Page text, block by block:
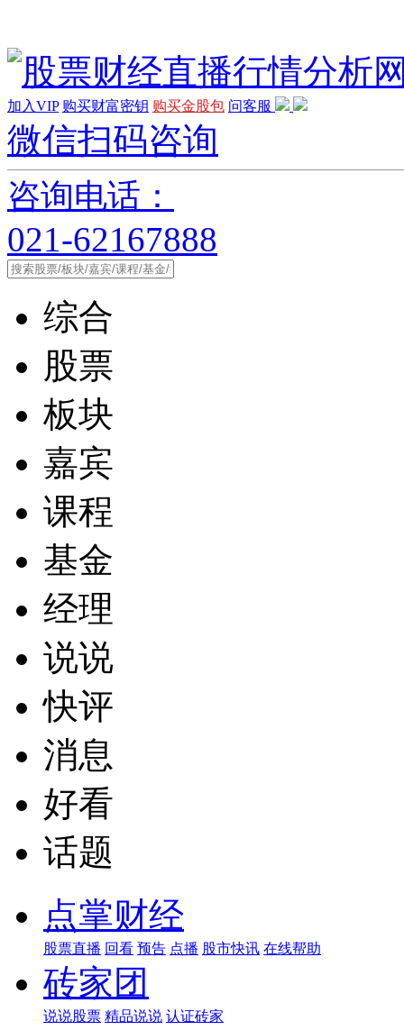
加入VIP 购买财富密钥 购买金股包 问客服
微信扫码咨询
咨询电话：
021-62167888
综合
股票
板块
嘉宾
课程
基金
经理
说说
快评
消息
好看
话题
点掌财经
股票直播 回看 预告 点播 股市快讯 在线帮助
砖家团
说说股票 精品说说 认证砖家